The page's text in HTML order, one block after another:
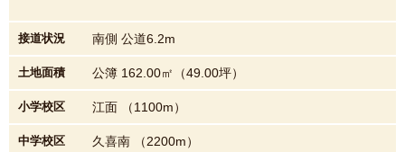
接道状況 南側 公道6.2m
土地面積 公簿 162.00㎡（49.00坪）
小学校区 江面 （1100m）
中学校区 久喜南 （2200m）